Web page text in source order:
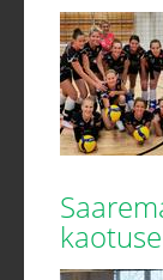
kaotuse